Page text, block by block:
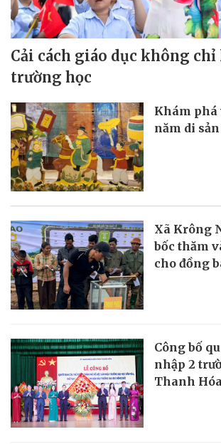
Cải cách giáo dục không chỉ
trường học
Khám phá
năm di
Xã Krông
bốc thăm
cho đồng
Công bố
nhập 2
Thanh